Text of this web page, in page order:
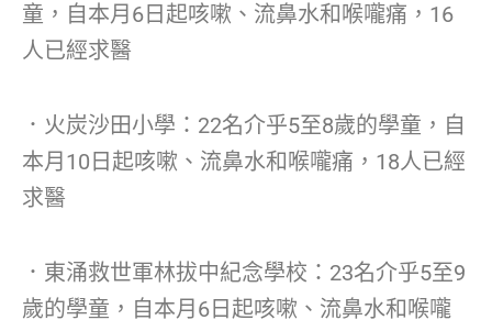
童，自本月6日起咳嗽、流鼻水和喉嚨痛，16
人已經求醫
．火炭沙田小學：22名介乎5至8歲的學童，自
本月10日起咳嗽、流鼻水和喉嚨痛，18人已經
求醫
．東涌救世軍林拔中紀念學校：23名介乎5至9
歲的學童，自本月6日起咳嗽、流鼻水和喉嚨